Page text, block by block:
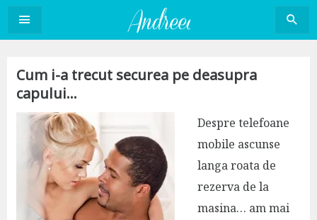
Sari
conținut
Cum i-a trecut securea pe deasupra
capului…
Despre telefoane
mobile ascunse
langa roata de
rezerva de la
masina… am mai